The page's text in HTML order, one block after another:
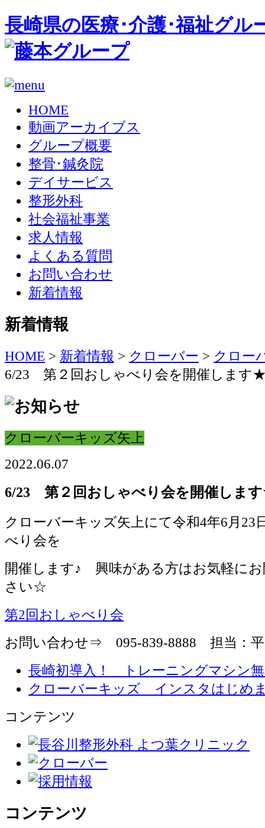
長崎県の医療･介護･福祉グル
HOME
動画アーカイブス
グループ概要
整骨･鍼灸院
デイサービス
整形外科
社会福祉事業
求人情報
よくある質問
お問い合わせ
新着情報
新着情報
HOME > 新着情報 > クローバー > クロー
6/23 第２回おしゃべり会を開催します
クローバーキッズ矢上
2022.06.07
6/23 第２回おしゃべり会を開催しま
クローバーキッズ矢上にて令和4年6月23
べり会を
開催します♪ 興味がある方はお気軽に
さい☆
第2回おしゃべり会
お問い合わせ⇒ 095-839-8888 担当：
長崎初導入！ トレーニングマシン無
クローバーキッズ インスタはじめ
コンテンツ
コンテンツ